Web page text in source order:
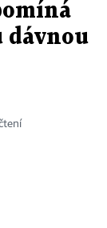
dávnou